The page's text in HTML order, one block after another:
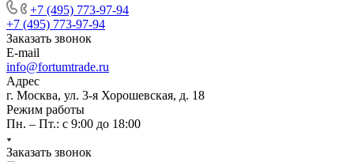
+7 (495) 773-97-94
+7 (495) 773-97-94
Заказать звонок
E-mail
info@fortumtrade.ru
Адрес
г. Москва, ул. 3-я Хорошевская, д. 18
Режим работы
Пн. – Пт.: с 9:00 до 18:00
Заказать звонок